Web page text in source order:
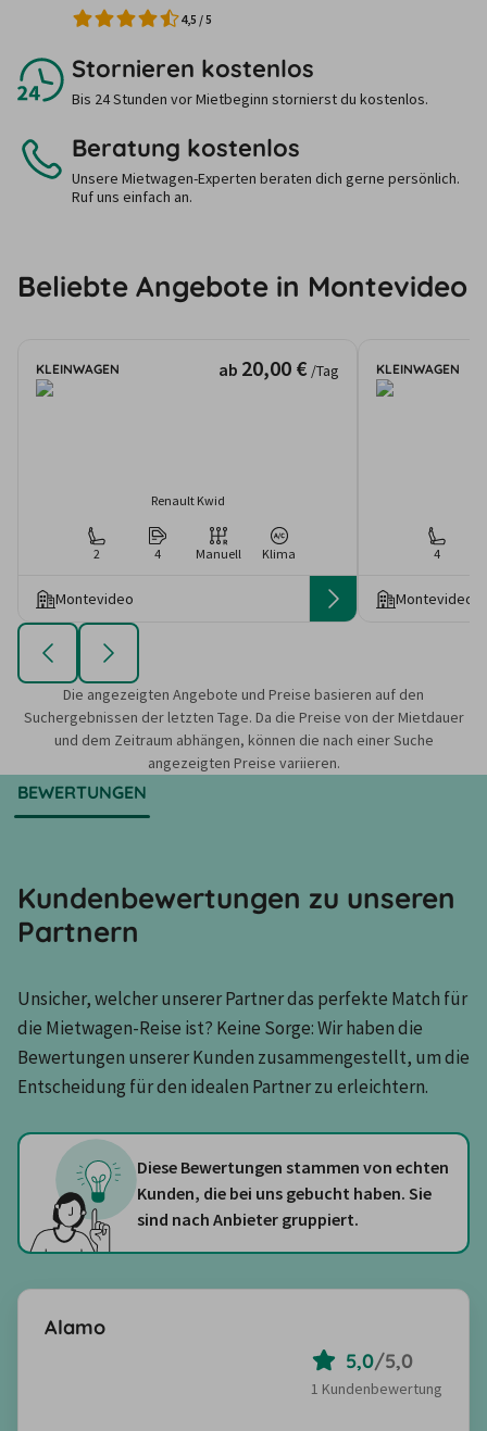
4,5 /5
Stornieren kostenlos
Bis 24 Stunden vor Mietbeginn stornierst du kostenlos.
Beratung kostenlos
Unsere Mietwagen-Experten beraten dich gerne persönlich.
Ruf uns einfach an.
Beliebte Angebote in Montevideo
KLEINWAGEN ab 20,00 € /Tag
Renault Kwid
2 4 Manuell Klima
Montevideo
KLEINWAGEN
4
Montevideo
Die angezeigten Angebote und Preise basieren auf den
Suchergebnissen der letzten Tage. Da die Preise von der Mietdauer
und dem Zeitraum abhängen, können die nach einer Suche
angezeigten Preise variieren.
BEWERTUNGEN
Kundenbewertungen zu unseren
Partnern
Unsicher, welcher unserer Partner das perfekte Match für
die Mietwagen-Reise ist? Keine Sorge: Wir haben die
Bewertungen unserer Kunden zusammengestellt, um die
Entscheidung für den idealen Partner zu erleichtern.
Diese Bewertungen stammen von echten
Kunden, die bei uns gebucht haben. Sie
sind nach Anbieter gruppiert.
Alamo
5,0/5,0
1 Kundenbewertung